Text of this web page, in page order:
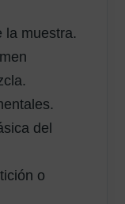
la muestra.
del
o